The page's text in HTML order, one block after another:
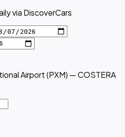
via DiscoverCars
Airport (PXM) — COSTERA